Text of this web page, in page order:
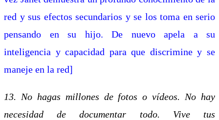
red y sus efectos secundarios y se los toma en serio
pensando en su hijo. De nuevo apela a su
inteligencia y capacidad para que discrimine y se
maneje en la red]
13. No hagas millones de fotos o vídeos. No hay
necesidad de documentar todo. Vive tus